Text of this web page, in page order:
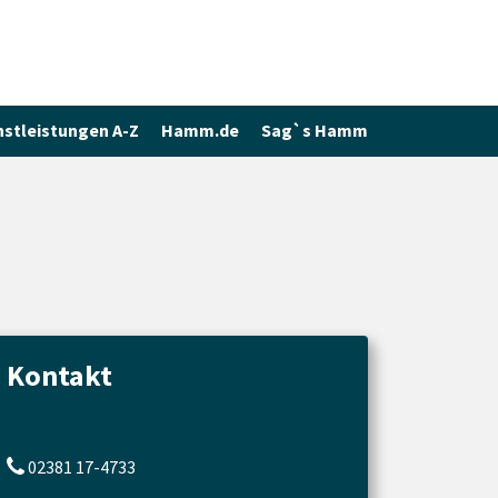
A-Z Hamm.de Sag`s Hamm
Kontakt
02381 17-4733